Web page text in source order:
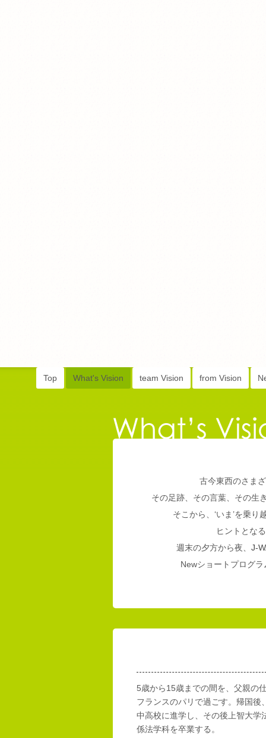
Top What's Vision team Vision from Vision
古今東西のさま
その足跡、その言葉、その生
そこから、‘いま’を乗
ヒントとな
週末の夕方から夜、 J-
Newショートプログ
5歳から15歳までの間を、父親の
フランスのパリで過ごす。帰国後
中高校に進学し、その後上智大学
係法学科を卒業する。